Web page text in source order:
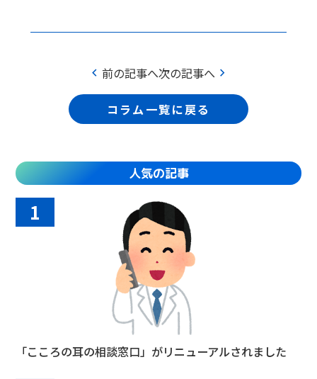
chevron_left 前の記事へ次の記事へ chevron_right
コラム一覧に戻る
人気の記事
1
「こころの耳の相談窓口」がリニューアルされました